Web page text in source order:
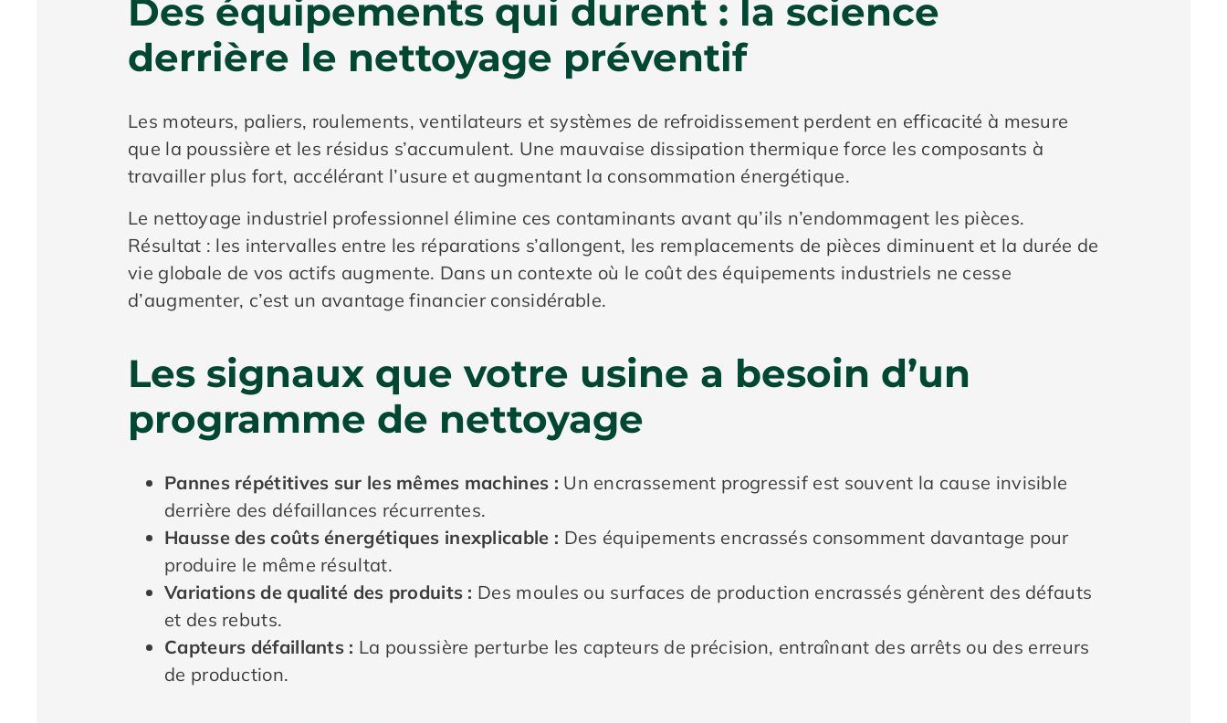
Des équipements qui durent : la science
derrière le nettoyage préventif
Les moteurs, paliers, roulements, ventilateurs et systèmes de refroidissement perdent en efficacité à mesure
que la poussière et les résidus s’accumulent. Une mauvaise dissipation thermique force les composants à
travailler plus fort, accélérant l’usure et augmentant la consommation énergétique.
Le nettoyage industriel professionnel élimine ces contaminants avant qu’ils n’endommagent les pièces.
Résultat : les intervalles entre les réparations s’allongent, les remplacements de pièces diminuent et la durée de
vie globale de vos actifs augmente. Dans un contexte où le coût des équipements industriels ne cesse
d’augmenter, c’est un avantage financier considérable.
Les signaux que votre usine a besoin d’un
programme de nettoyage
Pannes répétitives sur les mêmes machines : Un encrassement progressif est souvent la cause invisible
derrière des défaillances récurrentes.
Hausse des coûts énergétiques inexplicable : Des équipements encrassés consomment davantage pour
produire le même résultat.
Variations de qualité des produits : Des moules ou surfaces de production encrassés génèrent des défauts
et des rebuts.
Capteurs défaillants : La poussière perturbe les capteurs de précision, entraînant des arrêts ou des erreurs
de production.